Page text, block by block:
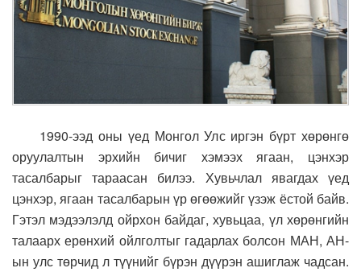
1990-ээд оны үед Монгол Улс иргэн бүрт хөрөнгө
оруулалтын эрхийн бичиг хэмээх ягаан, цэнхэр
тасалбарыг тараасан билээ. Хувьчлал явагдах үед
цэнхэр, ягаан тасалбарын үр өгөөжийг үзэж ёстой байв.
Гэтэл мэдээлэлд ойрхон байдаг, хувьцаа, үл хөрөнгийн
талаарх ерөнхий ойлголтыг гадарлах болсон МАН, АН-
ын улс төрчид л түүнийг бүрэн дүүрэн ашиглаж чадсан.